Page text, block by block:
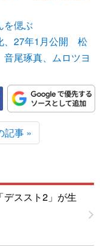
を偲ぶ
、27年1月公開 松
尾琢真、ムロツヨ
記事 »
ススト2」が生